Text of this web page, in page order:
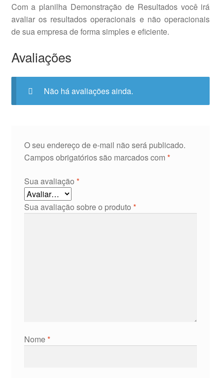
Com a planilha Demonstração de Resultados você irá
avaliar os resultados operacionais e não operacionais
de sua empresa de forma simples e eficiente.
Avaliações
Não há avaliações ainda.
O seu endereço de e-mail não será publicado.
Campos obrigatórios são marcados com *
Sua avaliação *
Sua avaliação sobre o produto *
Nome*